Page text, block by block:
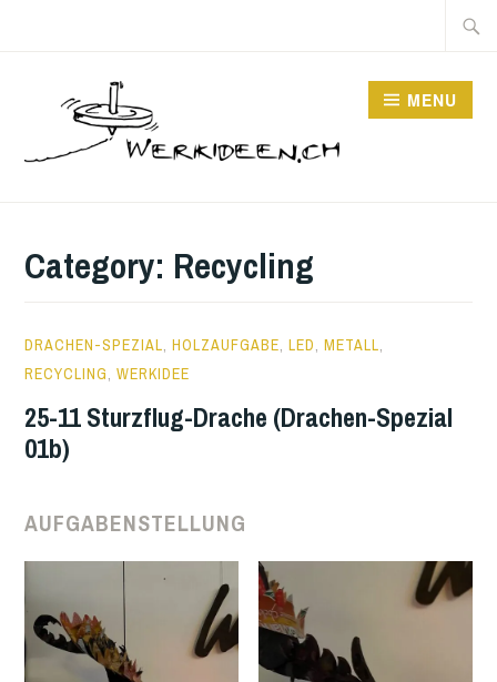
MENU
Category: Recycling
27
OCTOBER
DRACHEN-SPEZIAL,HOLZAUFGABE,LED,METALL,
RECYCLING,WERKIDEE
25-11 Sturzflug-Drache (Drachen-Spezial
01b)
AUFGABENSTELLUNG